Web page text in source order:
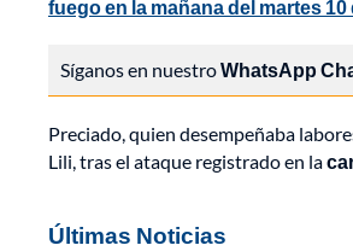
fuego en la mañana del martes
Síganos en nuestroWhatsApp
Preciado, quien desempeñaba
Lili, tras el ataque registrado en la
Últimas Noticias